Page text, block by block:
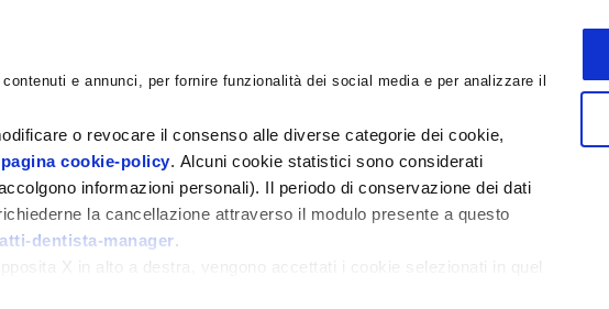
e annunci, per fornire funzionalità dei social media e per analizzare il
o revocare il consenso alle diverse categorie dei cookie,
pagina cookie-policy. Alcuni cookie statistici sono considerati
informazioni personali). Il periodo di conservazione dei dati
la cancellazione attraverso il modulo presente a questo
dentista-manager.
X in alto a destra, vengono accettati i cookie selezionati in quel
DOCUMENTI
CERCA